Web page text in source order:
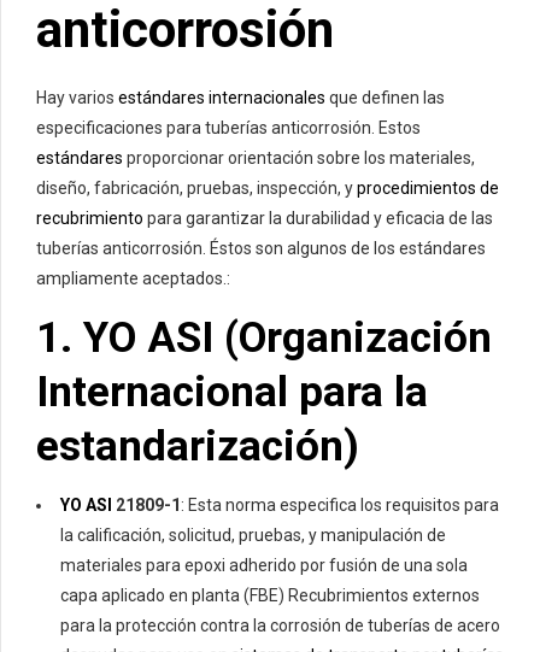
anticorrosión
Hay varios estándares internacionales que definen las
especificaciones para tuberías anticorrosión. Estos
estándares proporcionar orientación sobre los materiales,
diseño, fabricación, pruebas, inspección, yprocedimientos de
recubrimiento para garantizar la durabilidad y eficacia de las
tuberías anticorrosión. Éstos son algunos de los estándares
ampliamente aceptados.:
1. YO ASI (Organización
Internacional para la
estandarización)
YO ASI 21809-1 : Esta norma especifica los requisitos para
la calificación, solicitud, pruebas, y manipulación de
materiales para epoxi adherido por fusión de una sola
capa aplicado en planta (FBE) Recubrimientos externos
para la protección contra la corrosión de tuberías de acero